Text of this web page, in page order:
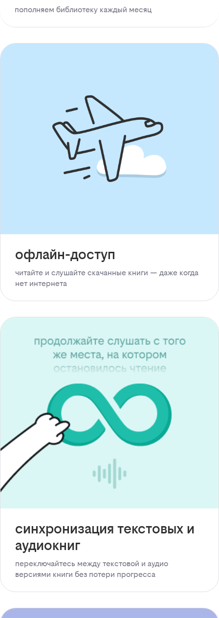
пополняем библиотеку каждый месяц
офлайн-доступ
читайте и слушайте скачанные книги — даже когда
нет интернета
синхронизация текстовых и
аудиокниг
переключайтесь между текстовой и аудио
версиями книги без потери прогресса